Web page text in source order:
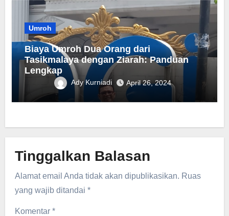
Umroh
Biaya Umroh Dua Orang dari
Tasikmalaya dengan Ziarah: Panduan
Lengkap
Ady Kurniadi April 26, 2024
Tinggalkan Balasan
Alamat email Anda tidak akan dipublikasikan. Ruas
yang wajib ditandai*
Komentar*